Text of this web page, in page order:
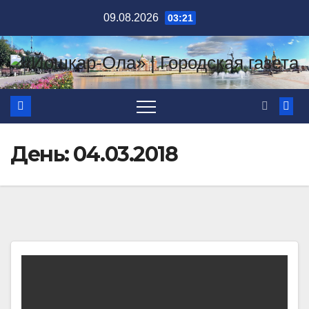
содержимому
09.08.2026 03:21
День:04.03.2018